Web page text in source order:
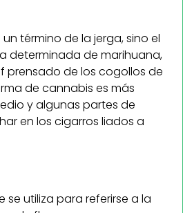
término de la jerga, sino el
determinada de marihuana,
prensado de los cogollos de
de cannabis es más
y algunas partes de
en los cigarros liados a
se utiliza para referirse a la